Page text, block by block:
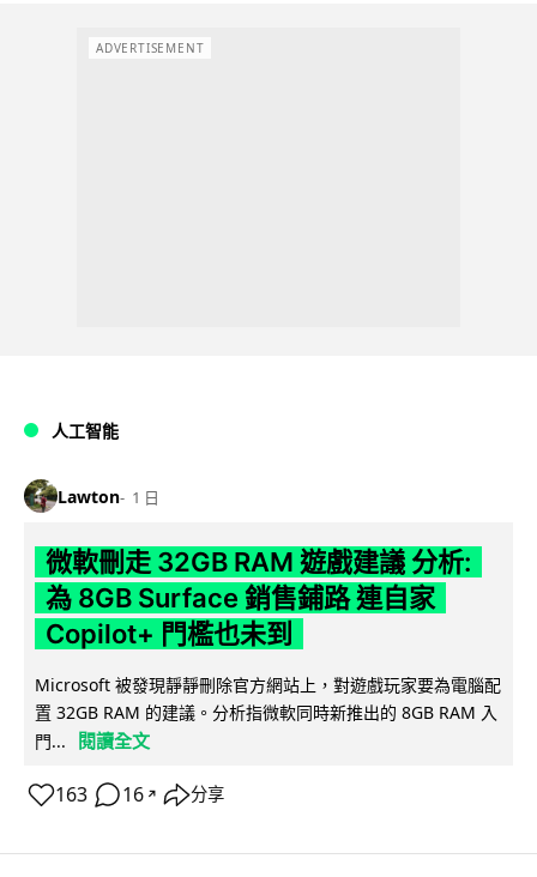
ADVERTISEMENT
人工智能
Lawton 1 日
微軟刪走 32GB RAM 遊戲建議 分析:
為 8GB Surface 銷售鋪路 連自家
Copilot+ 門檻也未到
Microsoft 被發現靜靜刪除官方網站上，對遊戲玩家要為電腦配
置 32GB RAM 的建議。分析指微軟同時新推出的 8GB RAM 入
門...
閱讀全文
163 16 ↗ 分享